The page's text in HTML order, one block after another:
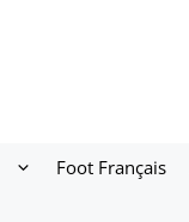
Foot Français